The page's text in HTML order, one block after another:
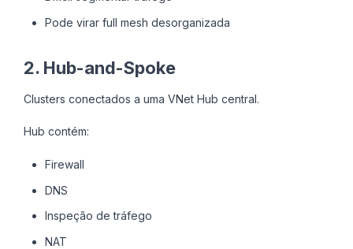
Pode virar full mesh desorganizada
2. Hub-and-Spoke
Clusters conectados a uma VNet Hub central.
Hub contém:
Firewall
DNS
Inspeção de tráfego
NAT